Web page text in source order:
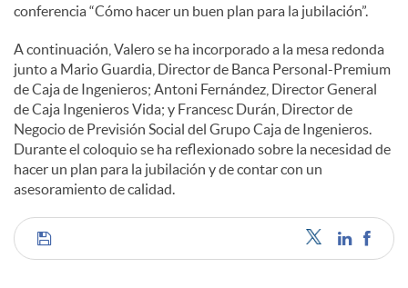
conferencia “Cómo hacer un buen plan para la jubilación”.
A continuación, Valero se ha incorporado a la mesa redonda
junto a Mario Guardia, Director de Banca Personal-Premium
de Caja de Ingenieros; Antoni Fernández, Director General
de Caja Ingenieros Vida; y Francesc Durán, Director de
Negocio de Previsión Social del Grupo Caja de Ingenieros.
Durante el coloquio se ha reflexionado sobre la necesidad de
hacer un plan para la jubilación y de contar con un
asesoramiento de calidad.
C